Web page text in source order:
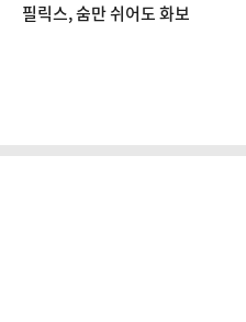
필릭스, 숨만 쉬어도 화보